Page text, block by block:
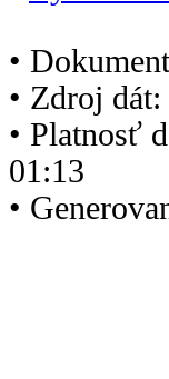
•
• Zdroj
• Platnosť
01:13
•